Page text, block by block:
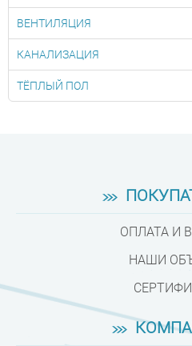
ВЕНТИЛЯЦИЯ
КАНАЛИЗАЦИЯ
ТЁПЛЫЙ ПОЛ
ОПЛАТА И
НАШИ